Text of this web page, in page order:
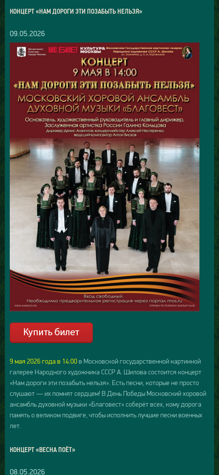
КОНЦЕРТ «НАМ ДОРОГИ ЭТИ ПОЗАБЫТЬ НЕЛЬЗЯ»
09.05.2026
9 мая 2026 года в 14:00в Московской государственной картинной
галерее Народного художника СССР А. Шилова состоится концерт
«Нам дороги эти позабыть нельзя». Есть песни, которые не просто
слушают — их помнят сердцем! В День Победы Московский хоровой
ансамбль духовной музыки «Благовест» соберёт всех, кому дорога
память о великом подвиге, чтобы исполнить лучшие песни военных
лет.
КОНЦЕРТ «ВЕСНА ПОЁТ»
08.05.2026